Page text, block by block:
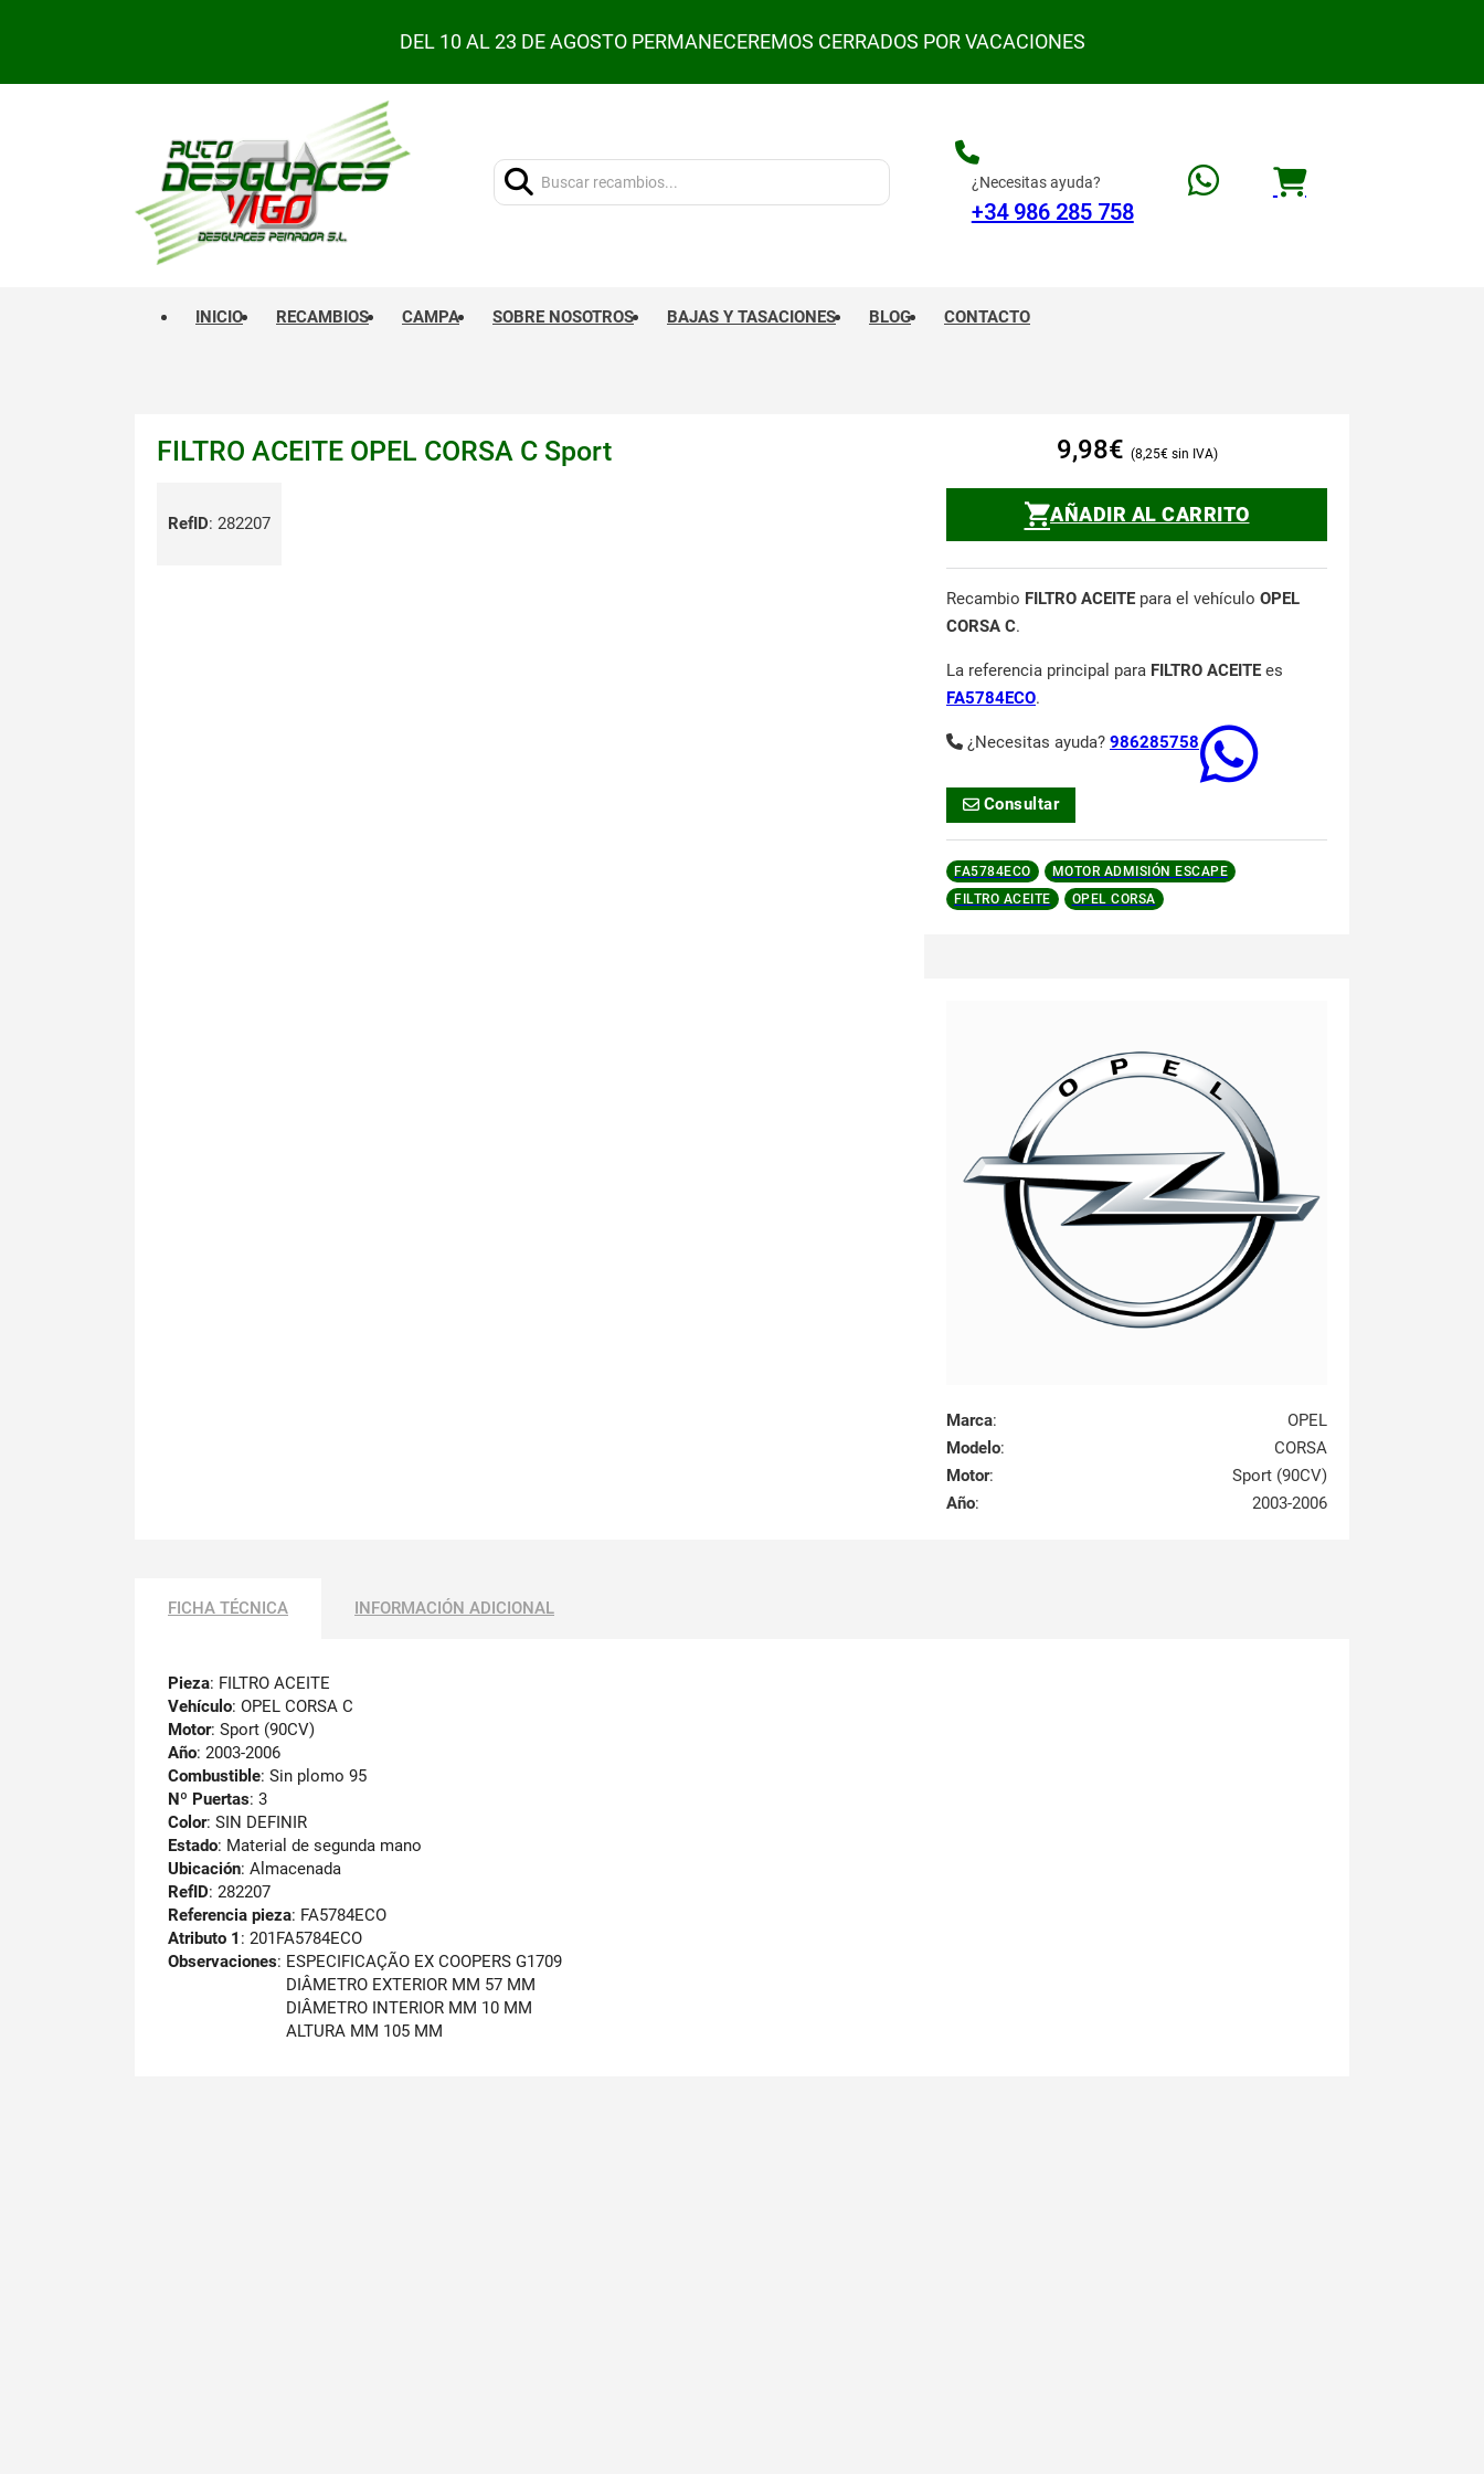
DEL 10 AL 23 DE AGOSTO PERMANECEREMOS CERRADOS POR VACACIONES
Buscar:
¿Necesitas ayuda?
+34 986 285 758
INICIO RECAMBIOS CAMPA SOBRE NOSOTROS BAJAS Y TASACIONES BLOG CONTACTO
FILTRO ACEITE OPEL CORSA C Sport
RefID: 282207
9,98€ 8,25€
AÑADIR AL CARRITO
Recambio FILTRO ACEITE para el vehículo OPEL
CORSA C.
La referencia principal para FILTRO ACEITE es
FA5784ECO.
¿Necesitas ayuda? 986285758
Consultar
FA5784ECO
MOTOR ADMISIÓN ESCAPE
FILTRO ACEITE
OPEL CORSA
Marca:
OPEL
Modelo:
CORSA
Motor:
Sport (90CV)
Año: 2003-2006
FICHA TÉCNICA INFORMACIÓN ADICIONAL
Pieza: FILTRO ACEITE
Vehículo: OPEL CORSA C
Motor: Sport (90CV)
Año: 2003-2006
Combustible: Sin plomo 95
Nº Puertas: 3
Color: SIN DEFINIR
Estado: Material de segunda mano
Ubicación: Almacenada
RefID: 282207
Referencia pieza: FA5784ECO
Atributo 1 : 201FA5784ECO
Observaciones: ESPECIFICAÇÃO EX COOPERS G1709
DIÂMETRO EXTERIOR MM 57 MM
DIÂMETRO INTERIOR MM 10 MM
ALTURA MM 105 MM